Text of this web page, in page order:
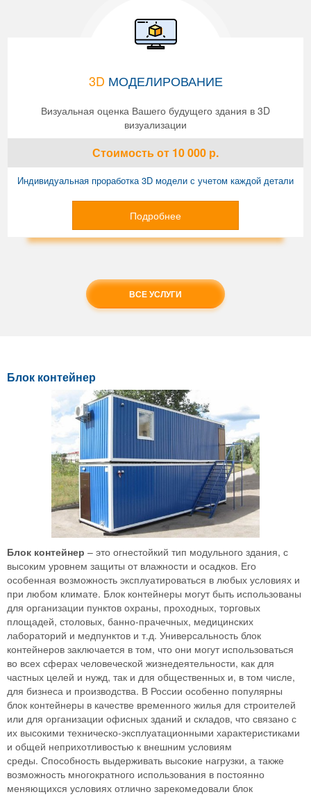
3D МОДЕЛИРОВАНИЕ
Визуальная оценка Вашего будущего здания в 3D
визуализации
Стоимостьот 10 000 р.
Индивидуальная проработка 3D модели с учетом каждой детали
Подробнее
ВСЕ УСЛУГИ
Блок контейнер
Блок контейнер – это огнестойкий тип модульного здания, с
высоким уровнем защиты от влажности и осадков. Его
особенная возможность эксплуатироваться в любых условиях и
при любом климате. Блок контейнеры могут быть использованы
для организации пунктов охраны, проходных, торговых
площадей, столовых, банно-прачечных, медицинских
лабораторий и медпунктов и т.д. Универсальность блок
контейнеров заключается в том, что они могут использоваться
во всех сферах человеческой жизнедеятельности, как для
частных целей и нужд, так и для общественных и, в том числе,
для бизнеса и производства. В России особенно популярны
блок контейнеры в качестве временного жилья для строителей
или для организации офисных зданий и складов, что связано с
их высокими техническо-эксплуатационными характеристиками
и общей неприхотливостью к внешним условиям
среды. Способность выдерживать высокие нагрузки, а также
возможность многократного использования в постоянно
меняющихся условиях отлично зарекомедовали блок